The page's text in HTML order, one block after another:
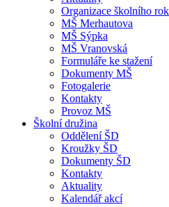
Organizace školního
MŠ Merhautova
MŠ Sýpka
MŠ Vranovská
Formuláře ke stažení
Dokumenty MŠ
Fotogalerie
Kontakty
Provoz MŠ
Školní družina
Oddělení ŠD
Kroužky ŠD
Dokumenty ŠD
Kontakty
Aktuality
Kalendář akcí